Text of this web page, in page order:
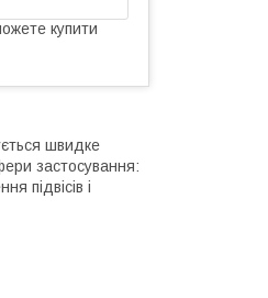
купити
швидке
застосування:
підвісів і